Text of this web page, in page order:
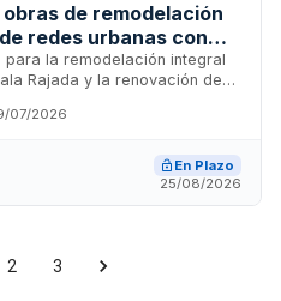
de remodelación
redes urbanas con
de dirección y
- Ayuntamiento de
la remodelación integral
Rajada y la renovación de
adyacentes, transformando
peatonal accesible y de
obras, el servicio de
y el servicio de coordinación
ejecución. El proyecto está
07/2026
En Plazo
25/08/2026
2 3